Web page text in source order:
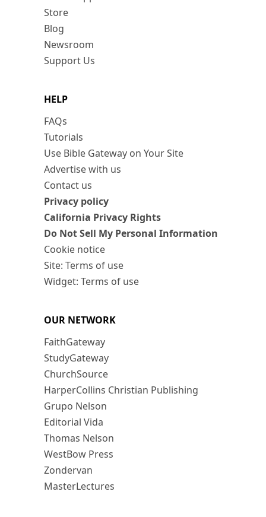
Store
Blog
Newsroom
Support Us
HELP
FAQs
Tutorials
Use Bible Gateway on Your Site
Advertise with us
Contact us
Privacy policy
California Privacy Rights
Do Not Sell My Personal Information
Cookie notice
Site: Terms of use
Widget: Terms of use
OUR NETWORK
FaithGateway
StudyGateway
ChurchSource
HarperCollins Christian Publishing
Grupo Nelson
Editorial Vida
Thomas Nelson
WestBow Press
Zondervan
MasterLectures